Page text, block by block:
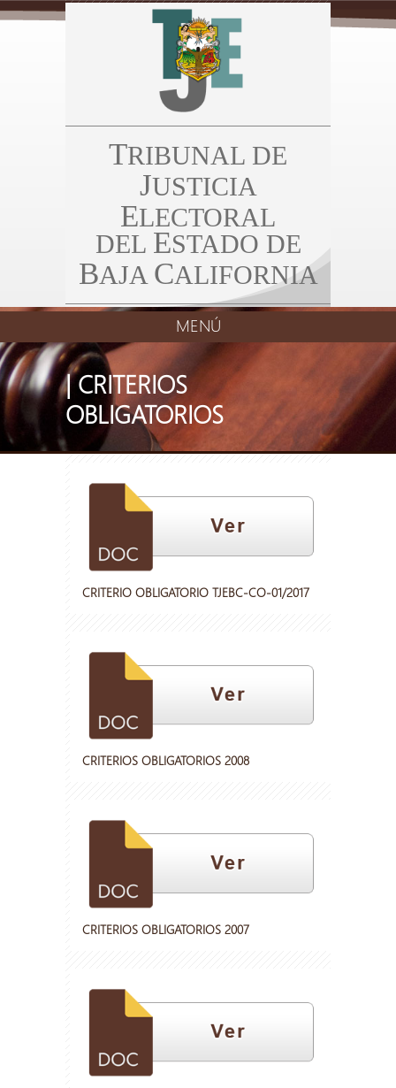
TRIBUNAL DE
JUSTICIA
ELECTORAL
DEL ESTADO DE
BAJA CALIFORNIA
MENÚ
| CRITERIOS
OBLIGATORIOS
CRITERIO OBLIGATORIO TJEBC-CO-01/2017
CRITERIOS OBLIGATORIOS 2008
CRITERIOS OBLIGATORIOS 2007